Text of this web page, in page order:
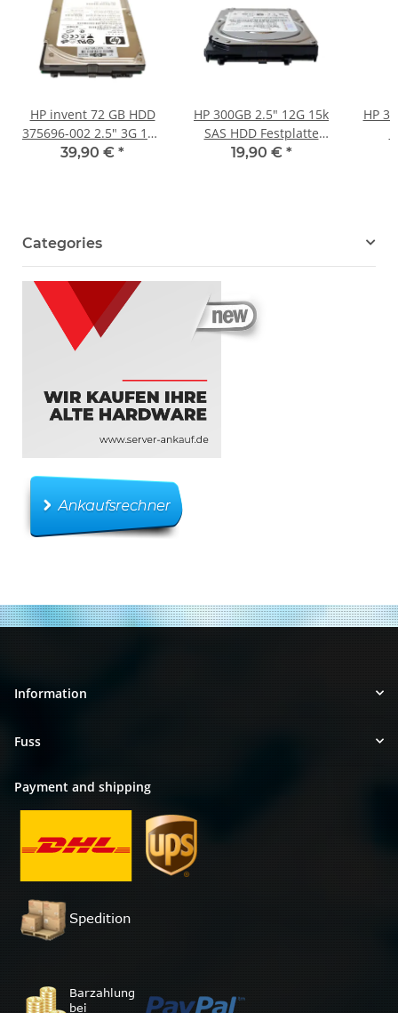
HP invent 72 GB HDD
375696-002 2.5" 3G 10K
SAS DG072A8B54
39,90 € *
HP 300GB 2.5" 12G 15k
SAS HDD Festplatte
748385-001 748385-001
19,90 € *
HP
Categories
Information
Fuss
Payment and shipping